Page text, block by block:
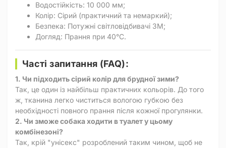
Водостійкість: 10 000 мм;
Колір: Сірий (практичний та немаркий);
Безпека: Потужні світловідбивачі 3M;
Догляд: Прання при 40°C.
Часті запитання (FAQ):
1. Чи підходить сірий колір для брудної зими?
Так, це один із найбільш практичних кольорів. До того
ж, тканина легко чиститься вологою губкою без
необхідності повного прання після кожної прогулянки.
2. Чи зможе собака ходити в туалет у цьому
комбінезоні?
Так, крій "унісекс" розроблений таким чином, щоб не